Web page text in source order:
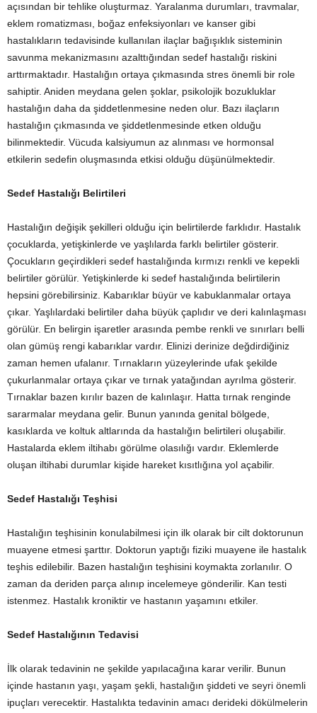
açısından bir tehlike oluşturmaz. Yaralanma durumları, travmalar,
eklem romatizması, boğaz enfeksiyonları ve kanser gibi
hastalıkların tedavisinde kullanılan ilaçlar bağışıklık sisteminin
savunma mekanizmasını azalttığından sedef hastalığı riskini
arttırmaktadır. Hastalığın ortaya çıkmasında stres önemli bir role
sahiptir. Aniden meydana gelen şoklar, psikolojik bozukluklar
hastalığın daha da şiddetlenmesine neden olur. Bazı ilaçların
hastalığın çıkmasında ve şiddetlenmesinde etken olduğu
bilinmektedir. Vücuda kalsiyumun az alınması ve hormonsal
etkilerin sedefin oluşmasında etkisi olduğu düşünülmektedir.
Sedef Hastalığı Belirtileri
Hastalığın değişik şekilleri olduğu için belirtilerde farklıdır. Hastalık
çocuklarda, yetişkinlerde ve yaşlılarda farklı belirtiler gösterir.
Çocukların geçirdikleri sedef hastalığında kırmızı renkli ve kepekli
belirtiler görülür. Yetişkinlerde ki sedef hastalığında belirtilerin
hepsini görebilirsiniz. Kabarıklar büyür ve kabuklanmalar ortaya
çıkar. Yaşlılardaki belirtiler daha büyük çaplıdır ve deri kalınlaşması
görülür. En belirgin işaretler arasında pembe renkli ve sınırları belli
olan gümüş rengi kabarıklar vardır. Elinizi derinize değdirdiğiniz
zaman hemen ufalanır. Tırnakların yüzeylerinde ufak şekilde
çukurlanmalar ortaya çıkar ve tırnak yatağından ayrılma gösterir.
Tırnaklar bazen kırılır bazen de kalınlaşır. Hatta tırnak renginde
sararmalar meydana gelir. Bunun yanında genital bölgede,
kasıklarda ve koltuk altlarında da hastalığın belirtileri oluşabilir.
Hastalarda eklem iltihabı görülme olasılığı vardır. Eklemlerde
oluşan iltihabi durumlar kişide hareket kısıtlığına yol açabilir.
Sedef Hastalığı Teşhisi
Hastalığın teşhisinin konulabilmesi için ilk olarak bir cilt doktorunun
muayene etmesi şarttır. Doktorun yaptığı fiziki muayene ile hastalık
teşhis edilebilir. Bazen hastalığın teşhisini koymakta zorlanılır. O
zaman da deriden parça alınıp incelemeye gönderilir. Kan testi
istenmez. Hastalık kroniktir ve hastanın yaşamını etkiler.
Sedef Hastalığının Tedavisi
İlk olarak tedavinin ne şekilde yapılacağına karar verilir. Bunun
içinde hastanın yaşı, yaşam şekli, hastalığın şiddeti ve seyri önemli
ipuçları verecektir. Hastalıkta tedavinin amacı derideki dökülmelerin